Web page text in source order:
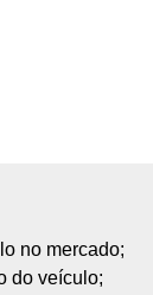
no mercado;
do veículo;